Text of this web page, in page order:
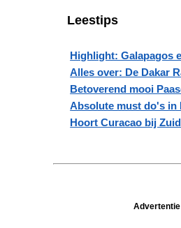
Leestips
Highlight: Galapagos
Alles over: De Dakar
Betoverend mooi
Absolute must do's in
Hoort Curacao bij
Advertentie